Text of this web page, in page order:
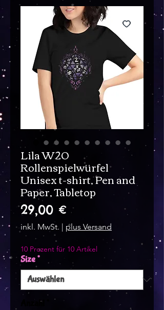
Lila W20
Rollenspielwürfel
Unisex t-shirt, Pen and
Paper, Tabletop
29,00 €Preis
inkl. MwSt. | plus Versand
10 Prozent für 10 Artikel
Size*
Anzahl